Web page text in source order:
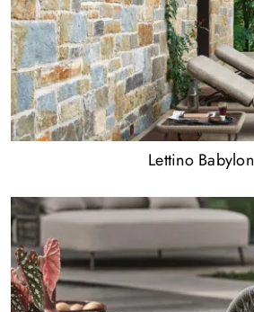
Lettino Babylon